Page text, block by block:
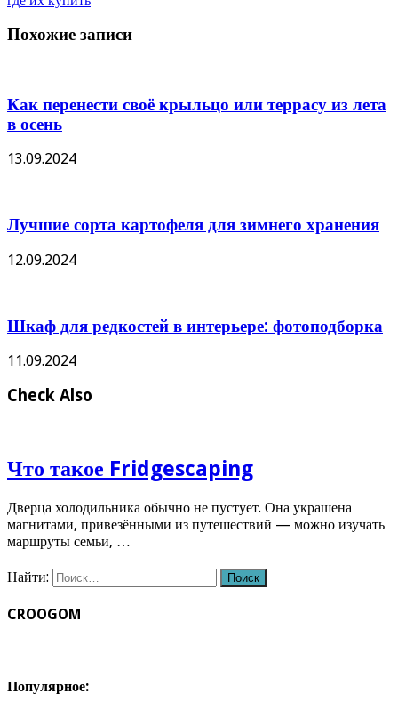
Похожие записи
Как перенести своё крыльцо или террасу из лета
в осень
13.09.2024
Лучшие сорта картофеля для зимнего хранения
12.09.2024
Шкаф для редкостей в интерьере: фотоподборка
11.09.2024
Check Also
Что такое Fridgescaping
Дверца холодильника обычно не пустует. Она украшена
магнитами, привезёнными из путешествий — можно изучать
маршруты семьи, …
Найти:
CROOGOM
Популярное: